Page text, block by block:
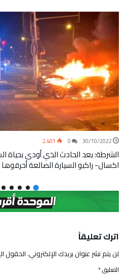
30/10/2022 2٬401
الشرطة: بعد الحادث الذي أودى
اكسال- راكبو السيارة الضالعة
اترك تعليقاً
لن يتم نشر عنوان بريدك الإلكتروني.الحقول
التعليق*